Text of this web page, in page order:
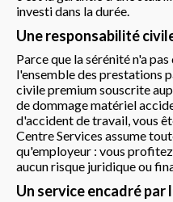
investi dans la durée.
Une responsabilité
Parce que la sérénité n'a
l'ensemble des prestations
civile premium souscrite
de dommage matériel
d'accident de travail, vous
Centre Services assume
qu'employeur : vous
aucun risque juridique ou
Un service encadré par